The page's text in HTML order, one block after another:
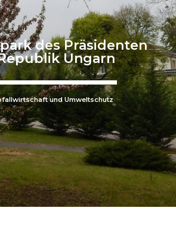
des Präsidenten
Ungarn
und Umweltschutz